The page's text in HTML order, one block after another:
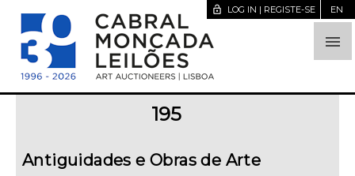

lock_open LOG IN | REGISTE-SE EN
195
Antiguidades e Obras de Arte